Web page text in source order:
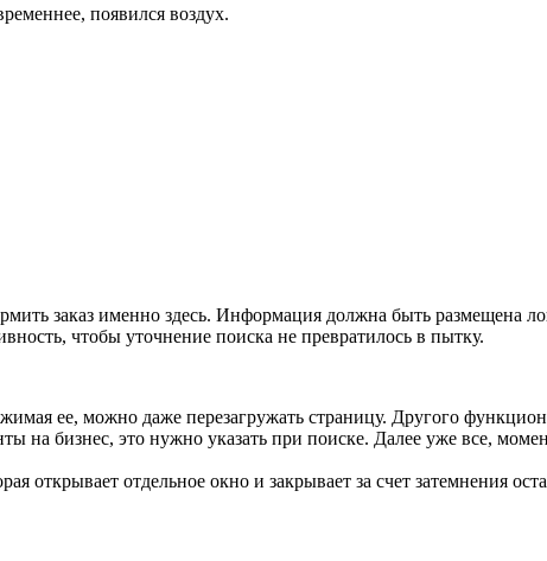
появился воздух.
заказ именно здесь. Информация должна быть размещена
чтобы уточнение поиска не превратилось в пытку.
ее, можно даже перезагружать страницу. Другого
на бизнес, это нужно указать при поиске. Далее уже все,
открывает отдельное окно и закрывает за счет затемнения